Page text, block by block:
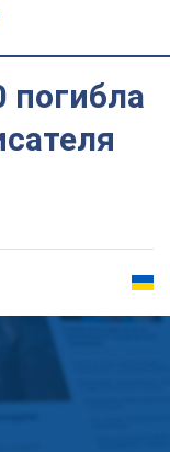
погибла